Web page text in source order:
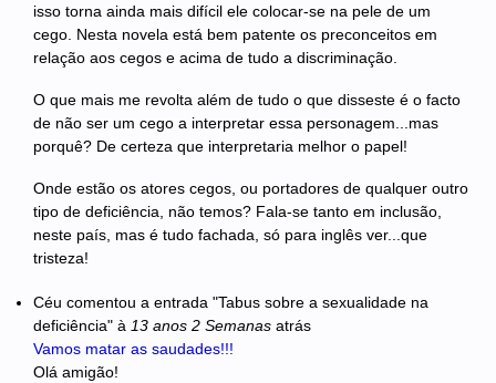
isso torna ainda mais difícil ele colocar-se na pele de um
cego. Nesta novela está bem patente os preconceitos em
relação aos cegos e acima de tudo a discriminação.
O que mais me revolta além de tudo o que disseste é o facto
de não ser um cego a interpretar essa personagem...mas
porquê? De certeza que interpretaria melhor o papel!
Onde estão os atores cegos, ou portadores de qualquer outro
tipo de deficiência, não temos? Fala-se tanto em inclusão,
neste país, mas é tudo fachada, só para inglês ver...que
tristeza!
Céu comentou a entrada "Tabus sobre a sexualidade na
deficiência" à 13 anos 2 Semanas atrás
Vamos matar as saudades!!!
Olá amigão!